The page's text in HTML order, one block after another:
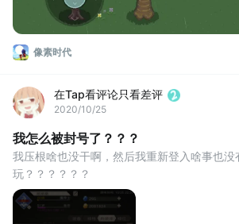
像素时代
在Tap看评论只看差评
2020/10/25
我怎么被封号了？？？
我压根啥也没干啊，然后我重新登入啥事也没
玩？？？？？？